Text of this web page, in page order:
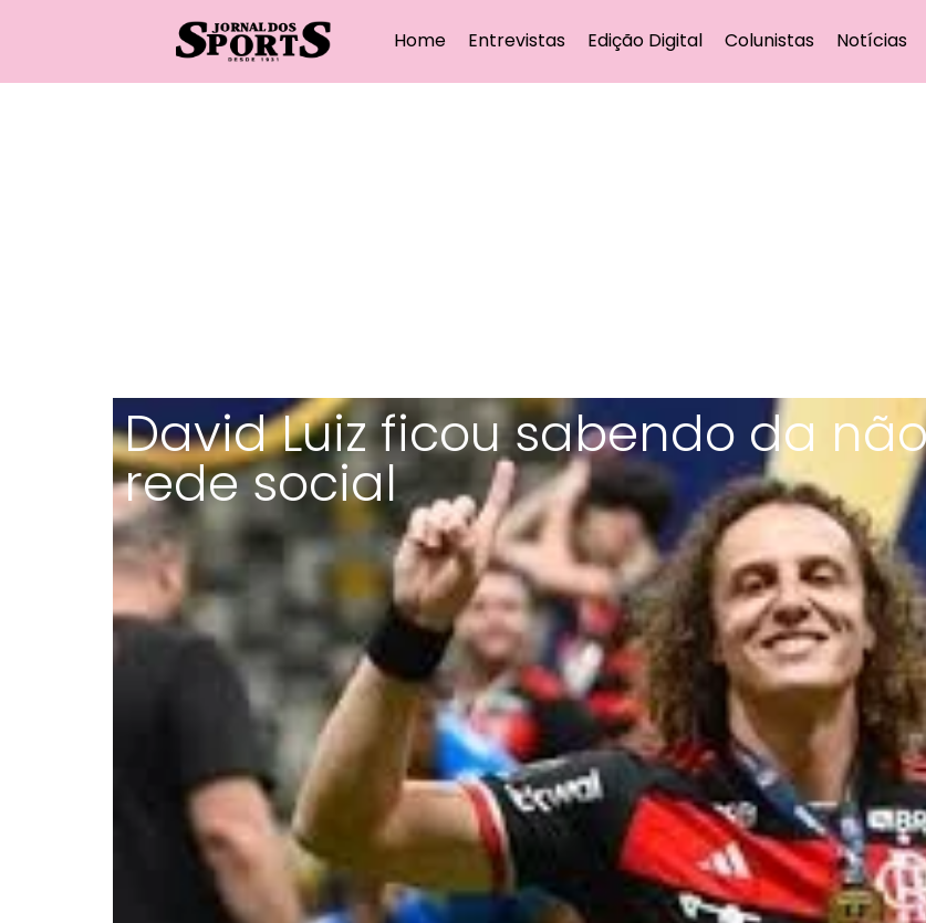
Home Entrevistas Edição Digital Colunistas Notícias
David Luiz ficou sabendo da
rede social